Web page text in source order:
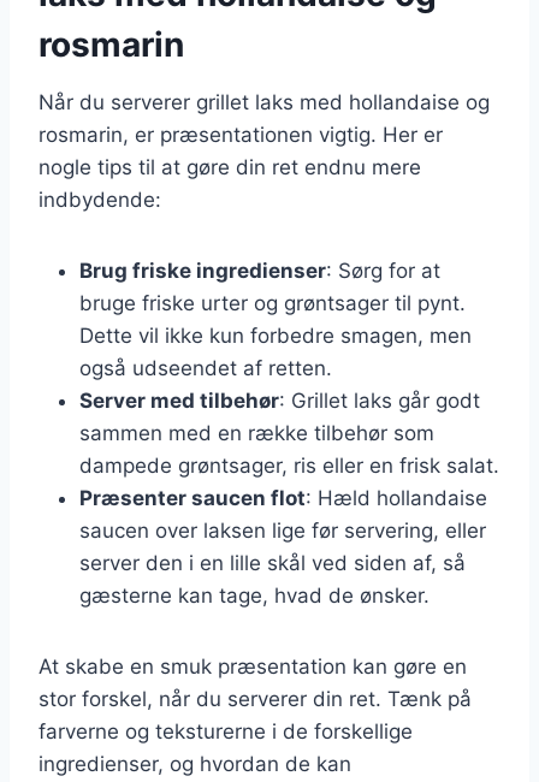
rosmarin
Når du serverer grillet laks med hollandaise og
rosmarin, er præsentationen vigtig. Her er
nogle tips til at gøre din ret endnu mere
indbydende:
Brug friske ingredienser: Sørg for at
bruge friske urter og grøntsager til pynt.
Dette vil ikke kun forbedre smagen, men
også udseendet af retten.
Server med tilbehør: Grillet laks går godt
sammen med en række tilbehør som
dampede grøntsager, ris eller en frisk salat.
Præsenter saucen flot: Hæld hollandaise
saucen over laksen lige før servering, eller
server den i en lille skål ved siden af, så
gæsterne kan tage, hvad de ønsker.
At skabe en smuk præsentation kan gøre en
stor forskel, når du serverer din ret. Tænk på
farverne og teksturerne i de forskellige
ingredienser, og hvordan de kan